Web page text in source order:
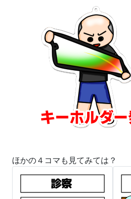
ほかの４コマも見てみては？